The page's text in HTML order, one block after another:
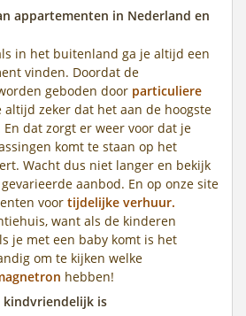
appartementen in Nederland en
in het buitenland ga je altijd een
vinden. Doordat de
geboden door particuliere
altijd zeker dat het aan de hoogste
dat zorgt er weer voor dat je
komt te staan op het
Wacht dus niet langer en bekijk
aanbod. En op onze site
voor tijdelijke verhuur.
want als de kinderen
je met een baby komt is het
om te kijken welke
hebben!
kindvriendelijk is